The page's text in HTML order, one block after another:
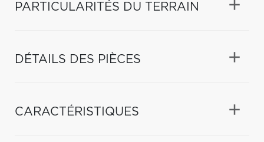
PARTICULARITÉS DU TERRAIN
DÉTAILS DES PIÈCES
CARACTÉRISTIQUES